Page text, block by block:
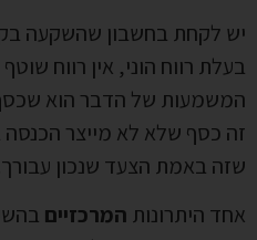
יש לקחת בחשבון שהשקעה
בעלת רווח הוני, אין רווח
המשמעות של הדבר הוא
זה כסף שלא לא מייצר הכנסה
שזה באמת הצעד שנכון
אחד היתרונות המרכזיים